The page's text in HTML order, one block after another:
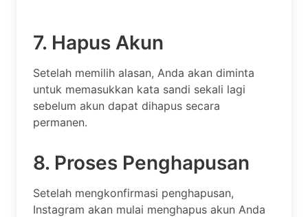
7. Hapus Akun
Setelah memilih alasan, Anda akan diminta
untuk memasukkan kata sandi sekali lagi
sebelum akun dapat dihapus secara
permanen.
8. Proses Penghapusan
Setelah mengkonfirmasi penghapusan,
Instagram akan mulai menghapus akun Anda